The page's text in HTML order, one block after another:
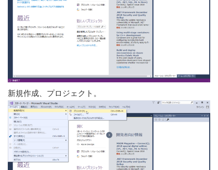
新規作成、プロジェクト。